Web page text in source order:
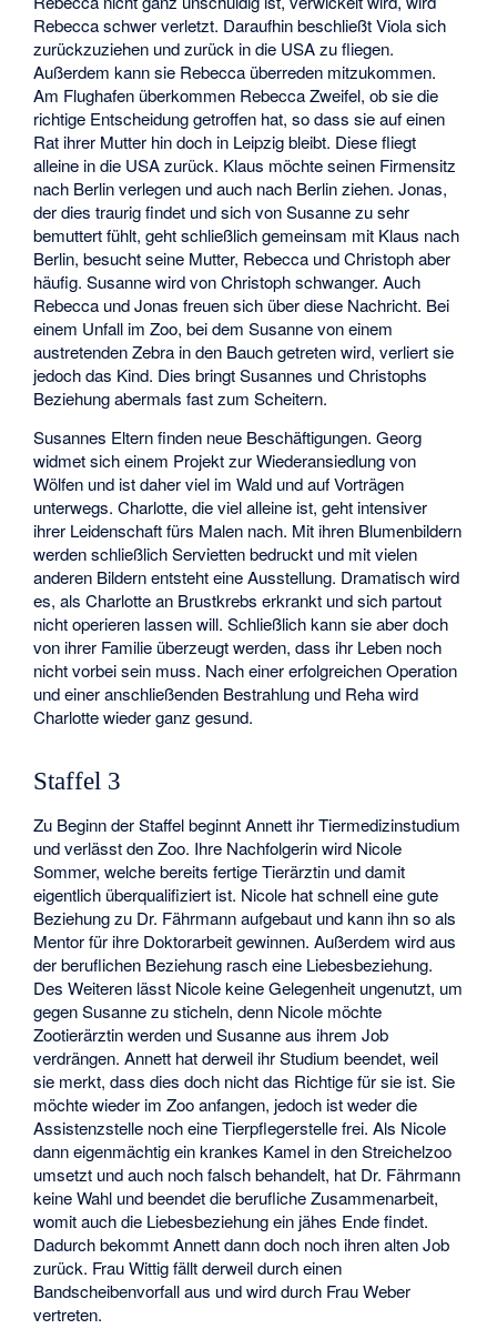
Rebecca schwer verletzt. Daraufhin beschließt Viola sich
zurückzuziehen und zurück in die USA zu fliegen.
Außerdem kann sie Rebecca überreden mitzukommen.
Am Flughafen überkommen Rebecca Zweifel, ob sie die
richtige Entscheidung getroffen hat, so dass sie auf einen
Rat ihrer Mutter hin doch in Leipzig bleibt. Diese fliegt
alleine in die USA zurück. Klaus möchte seinen Firmensitz
nach Berlin verlegen und auch nach Berlin ziehen. Jonas,
der dies traurig findet und sich von Susanne zu sehr
bemuttert fühlt, geht schließlich gemeinsam mit Klaus nach
Berlin, besucht seine Mutter, Rebecca und Christoph aber
häufig. Susanne wird von Christoph schwanger. Auch
Rebecca und Jonas freuen sich über diese Nachricht. Bei
einem Unfall im Zoo, bei dem Susanne von einem
austretenden Zebra in den Bauch getreten wird, verliert sie
jedoch das Kind. Dies bringt Susannes und Christophs
Beziehung abermals fast zum Scheitern.
Susannes Eltern finden neue Beschäftigungen. Georg
widmet sich einem Projekt zur Wiederansiedlung von
Wölfen und ist daher viel im Wald und auf Vorträgen
unterwegs. Charlotte, die viel alleine ist, geht intensiver
ihrer Leidenschaft fürs Malen nach. Mit ihren Blumenbildern
werden schließlich Servietten bedruckt und mit vielen
anderen Bildern entsteht eine Ausstellung. Dramatisch wird
es, als Charlotte an Brustkrebs erkrankt und sich partout
nicht operieren lassen will. Schließlich kann sie aber doch
von ihrer Familie überzeugt werden, dass ihr Leben noch
nicht vorbei sein muss. Nach einer erfolgreichen Operation
und einer anschließenden Bestrahlung und Reha wird
Charlotte wieder ganz gesund.
Staffel 3
Zu Beginn der Staffel beginnt Annett ihr Tiermedizinstudium
und verlässt den Zoo. Ihre Nachfolgerin wird Nicole
Sommer, welche bereits fertige Tierärztin und damit
eigentlich überqualifiziert ist. Nicole hat schnell eine gute
Beziehung zu Dr. Fährmann aufgebaut und kann ihn so als
Mentor für ihre Doktorarbeit gewinnen. Außerdem wird aus
der beruflichen Beziehung rasch eine Liebesbeziehung.
Des Weiteren lässt Nicole keine Gelegenheit ungenutzt, um
gegen Susanne zu sticheln, denn Nicole möchte
Zootierärztin werden und Susanne aus ihrem Job
verdrängen. Annett hat derweil ihr Studium beendet, weil
sie merkt, dass dies doch nicht das Richtige für sie ist. Sie
möchte wieder im Zoo anfangen, jedoch ist weder die
Assistenzstelle noch eine Tierpflegerstelle frei. Als Nicole
dann eigenmächtig ein krankes Kamel in den Streichelzoo
umsetzt und auch noch falsch behandelt, hat Dr. Fährmann
keine Wahl und beendet die berufliche Zusammenarbeit,
womit auch die Liebesbeziehung ein jähes Ende findet.
Dadurch bekommt Annett dann doch noch ihren alten Job
zurück. Frau Wittig fällt derweil durch einen
Bandscheibenvorfall aus und wird durch Frau Weber
vertreten.